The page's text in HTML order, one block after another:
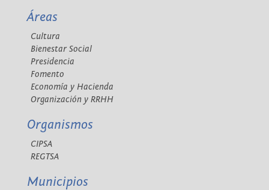
Áreas
Cultura
Bienestar Social
Presidencia
Fomento
Economía y Hacienda
Organización y RRHH
Organismos
CIPSA
REGTSA
Municipios